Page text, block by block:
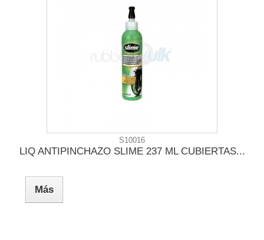
S10016
LIQ ANTIPINCHAZO SLIME 237 ML CUBIERTAS...
Más